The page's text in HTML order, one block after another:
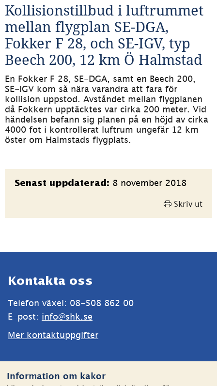
Information om kakor
Kollisionstillbud i luftrummet
mellan flygplan SE-DGA,
Fokker F 28, och SE-IGV, typ
Beech 200, 12 km Ö Halmstad
En Fokker F 28, SE-DGA, samt en Beech 200,
SE-IGV kom så nära varandra att fara för
kollision uppstod. Avståndet mellan flygplanen
då Fokkern upptäcktes var cirka 200 meter. Vid
händelsen befann sig planen på en höjd av cirka
4000 fot i kontrollerat luftrum ungefär 12 km
öster om Halmstads flygplats.
Sidinformation
Senast uppdaterad: 8 november 2018
Skriv ut
Kontakta oss
Telefon växel: 08-508 862 00
E-post: info@shk.se
Mer kontaktuppgifter